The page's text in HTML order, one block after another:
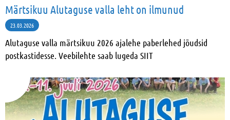
Märtsikuu Alutaguse valla leht on ilmunud
23.03.2026
Alutaguse valla märtsikuu 2026 ajalehe paberlehed jõudsid
postkastidesse. Veebilehte saab lugeda SIIT